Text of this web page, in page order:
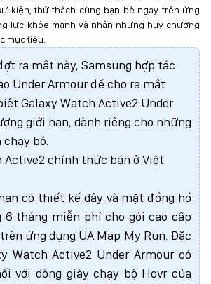
kiện, thử thách cùng bạn bè ngay trên ứng
lực khỏe mạnh và nhận những huy chương
mục tiêu.
ra mắt này, Samsung hợp tác
Under Armour để cho ra mắt
Galaxy Watch Active2 Under
giới hạn, dành riêng cho những
bộ.
có thiết kế dây và mặt đồng hồ
6 tháng miễn phí cho gói cao cấp
ứng dụng UA Map My Run. Đặc
Watch Active2 Under Armour có
với dòng giày chạy bộ Hovr của